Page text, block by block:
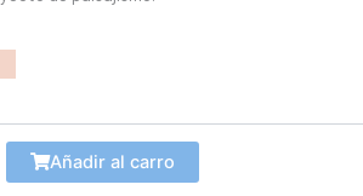
Añadir al carro